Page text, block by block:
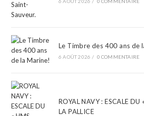
Le Timbre des 400 ans de
6 AOÛT 2026 / 0 COMMENTAIRE
ROYAL NAVY : ESCALE DU
LA PALLICE